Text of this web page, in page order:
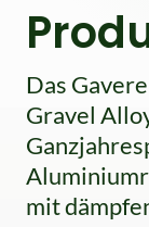
Das
Gravel
mit